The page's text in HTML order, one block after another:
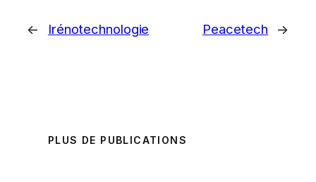
← Irénotechnologie Peacetech →
PLUS DE PUBLICATIONS